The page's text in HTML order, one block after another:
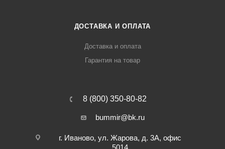
ДОСТАВКА И ОПЛАТА
Доставка и оплата
Гарантия на товар
8 (800) 350-80-82
bummir@bk.ru
г. Иваново, ул. Жарова, д. 3А, офис